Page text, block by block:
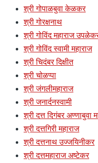
श्री गोपाळबुवा केळकर
श्री गोरक्षनाथ
श्री गोविंद महाराज
श्री गोविंद स्वामी महाराज
श्री चिदंबर दिक्षीत
श्री चोळप्पा
श्री जंगलीमहाराज
श्री जनार्दनस्वामी
श्री दत्त दिगंबर अण्णाबुवा
श्री दत्तगिरी महाराज
श्री दत्तनाथ उज्जयिनीकर
श्री दत्तमहाराज अष्टेकर